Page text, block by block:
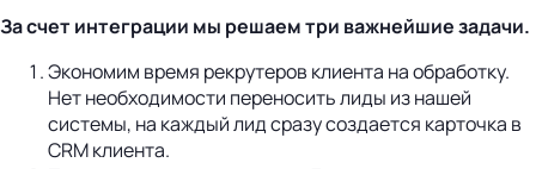
За счет интеграции мы решаем три важнейшие задачи.
Экономим время рекрутеров клиента на обработку.
Нет необходимости переносить лиды из нашей
системы, на каждый лид сразу создается карточка в
CRM клиента.